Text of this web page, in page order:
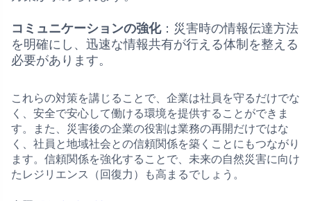
コミュニケーションの強化：災害時の情報伝達方法
を明確にし、迅速な情報共有が行える体制を整える
必要があります。
これらの対策を講じることで、企業は社員を守るだけでな
く、安全で安心して働ける環境を提供することができま
す。また、災害後の企業の役割は業務の再開だけではな
く、社員と地域社会との信頼関係を築くことにもつながり
ます。信頼関係を強化することで、未来の自然災害に向け
たレジリエンス（回復力）も高まるでしょう。